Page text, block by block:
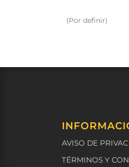
(Por definir)
AVISO DE
TÉRMINOS Y